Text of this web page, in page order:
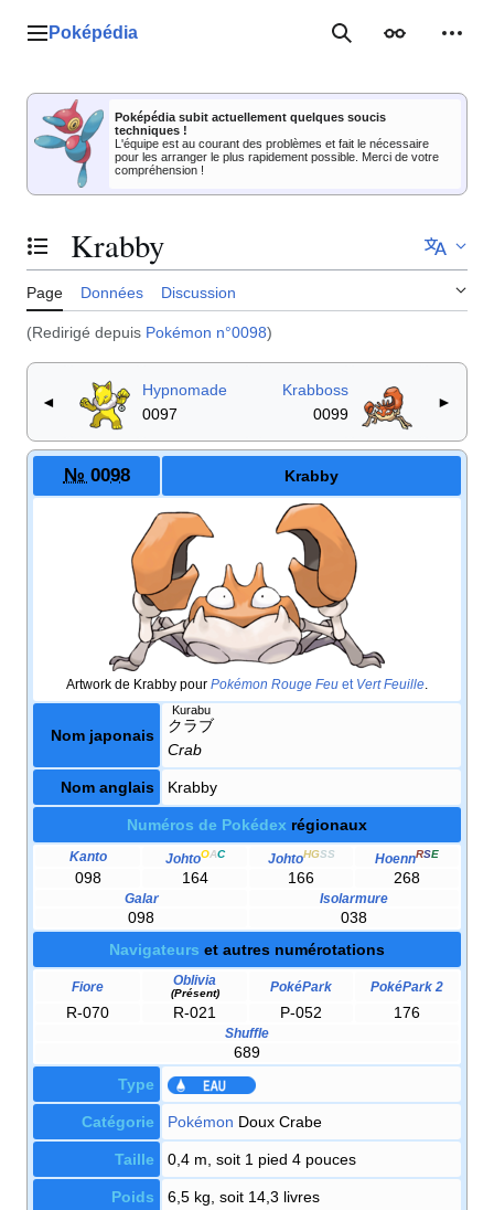
Menu principal
Poképédia RechercherApparence
Poképédia subit actuellement quelques soucis
techniques !
L'équipe est au courant des problèmes et fait le nécessaire
pour les arranger le plus rapidement possible. Merci de votre
compréhension !
Basculer la table des matières
Krabby
Page Données Discussion
(Redirigé depuis Pokémon n°0098)
◄
Hypnomade
0097
Krabboss
0099
►
№ 0098 Krabby
Artwork de Krabby pour Pokémon Rouge Feu et Vert Feuille
Nom japonais
クラブ
Kurabu
Crab
Nom anglais Krabby
Numéros de Pokédex régionaux
Kanto JohtoOAC JohtoHGSS HoennRSE
098 164 166 268
Galar Isolarmure
098
038
Navigateurs et autres numérotations
Fiore Oblivia
(Présent) PokéPark PokéPark 2
R-070 R-021 P-052 176
Shuffle
689
Type
Catégorie Pokémon Doux Crabe
Taille 0,4 m, soit 1 pied 4 pouces
Poids 6,5 kg, soit 14,3 livres